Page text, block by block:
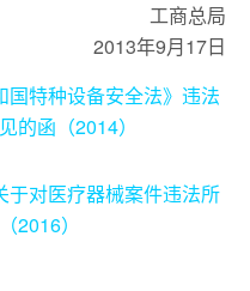
工商总局
2013年9月17日
特种设备安全法》违法
的函（2014）
于对医疗器械案件违法所
2016）